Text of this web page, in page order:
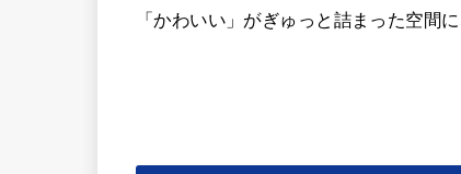
「かわいい」がぎゅっと詰まった空間